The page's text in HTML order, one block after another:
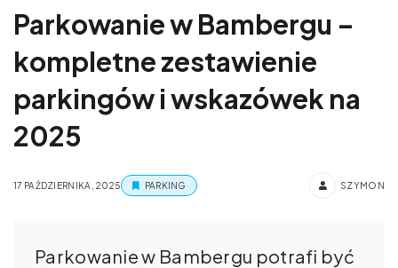
Parkowanie w Bambergu –
kompletne zestawienie
parkingów i wskazówek na
2025
17 PAŹDZIERNIKA, 2025 PARKING SZYMON
Parkowanie w Bambergu potrafi być